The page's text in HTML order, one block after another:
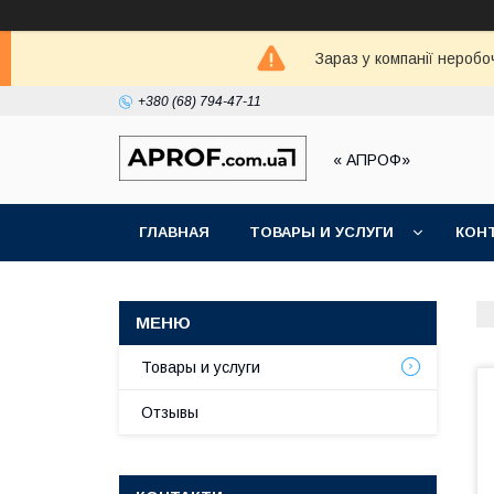
Зараз у компанії
+380 (68) 794-47-11
« АПРОФ»
ГЛАВНАЯ ТОВАРЫ И УСЛУГИ
Товары и услуги
Отзывы